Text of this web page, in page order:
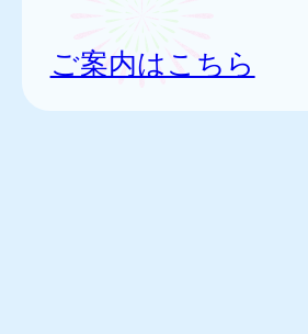
ご案内はこちら